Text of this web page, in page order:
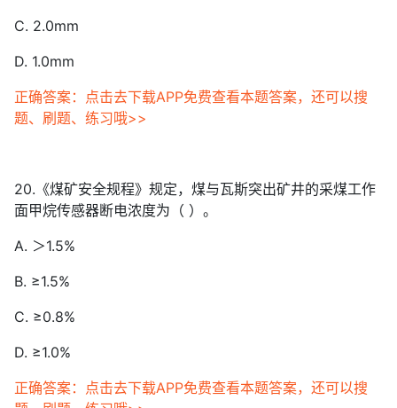
C. 2.0mm
D. 1.0mm
正确答案：点击去下载APP免费查看本题答案，还可以搜
题、刷题、练习哦>>
20.《煤矿安全规程》规定，煤与瓦斯突出矿井的采煤工作
面甲烷传感器断电浓度为（ ）。
A. ＞1.5%
B. ≥1.5%
C. ≥0.8%
D. ≥1.0%
正确答案：点击去下载APP免费查看本题答案，还可以搜